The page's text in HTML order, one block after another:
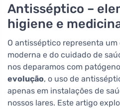
Antisséptico –
higiene e
O antisséptico representa
moderna e do cuidado de
nos deparamos com
evolução, o uso de
apenas em instalações de
nossos lares. Este artigo